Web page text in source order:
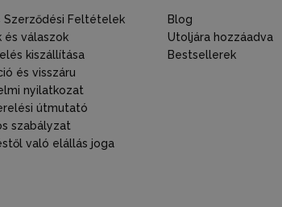
cm
cm
cm
Szerződési Feltételek
és válaszok
kiszállítása
és visszáru
nyilatkozat
útmutató
szabályzat
való elállás joga
Blog
Utoljára hozzáadva
Bestsellerek